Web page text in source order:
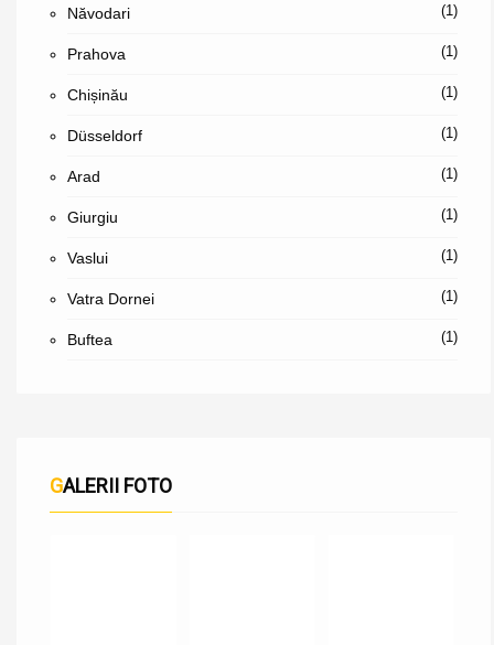
Năvodari (1)
Prahova (1)
Chișinău (1)
Düsseldorf (1)
Arad (1)
Giurgiu (1)
Vaslui (1)
Vatra Dornei (1)
Buftea (1)
GALERII FOTO